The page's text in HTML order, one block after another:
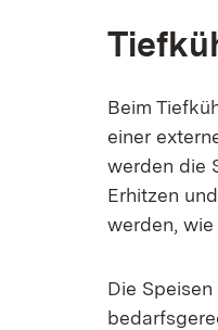
Beim
einer
werden die
Erhitzen
werden,
Die